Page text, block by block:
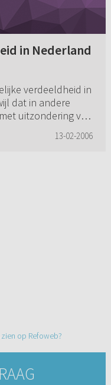
in Nederland
verdeeldheid in
dat in andere
uitzondering van
13-02-2006
op Refoweb?